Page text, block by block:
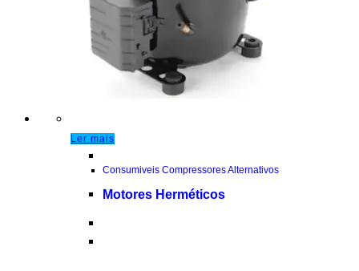
Ler mais
Consumiveis Compressores Alternativos
Motores Herméticos